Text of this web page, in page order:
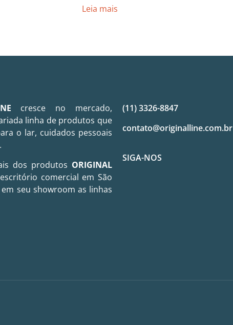
Leia mais
cresce no mercado,
linha de produtos que
o lar, cuidados pessoais
dos produtos ORIGINAL
comercial em São
seu showroom as linhas
(11) 3326-8847
contato@originalline.com.br
SIGA-NOS